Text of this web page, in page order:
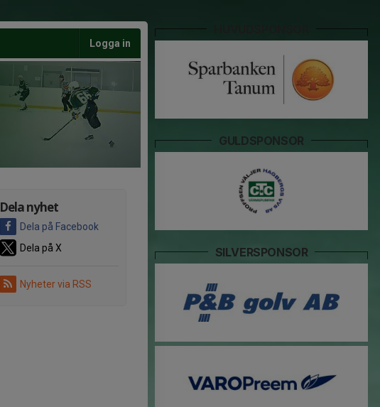
Logga in
Dela nyhet
Dela på Facebook
Dela på X
Nyheter via RSS
GULDSPONSOR
SILVERSPONSOR